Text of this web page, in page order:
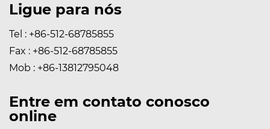
Ligue para nós
Tel : +86-512-68785855
Fax : +86-512-68785855
Mob : +86-13812795048
Entre em contato conosco
online